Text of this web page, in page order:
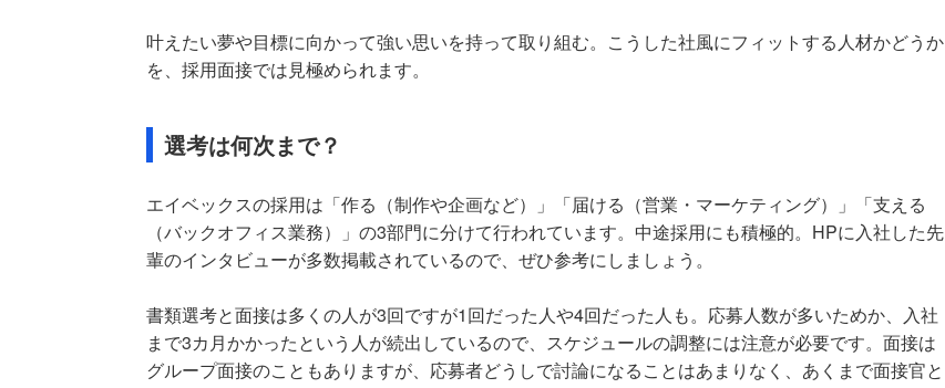
叶えたい夢や目標に向かって強い思いを持って取り組む。こうした社風にフィットする人材かどうか
を、採用面接では見極められます。
選考は何次まで？
エイベックスの採用は「作る（制作や企画など）」「届ける（営業・マーケティング）」「支える
（バックオフィス業務）」の3部門に分けて行われています。中途採用にも積極的。HPに入社した先
輩のインタビューが多数掲載されているので、ぜひ参考にしましょう。
書類選考と面接は多くの人が3回ですが1回だった人や4回だった人も。応募人数が多いためか、入社
まで3カ月かかったという人が続出しているので、スケジュールの調整には注意が必要です。面接は
グループ面接のこともありますが、応募者どうしで討論になることはあまりなく、あくまで面接官と